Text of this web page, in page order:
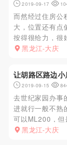
2019-09-17
而然经过住房公
大，位置还有点
按得很给力，很
再问，按完走人
黑龙江-大庆
让胡路区路边
2019-09-15
去世纪家园办事
进就行一般不熟
可以ML200，但
开个人口味吧。
黑龙江-大庆